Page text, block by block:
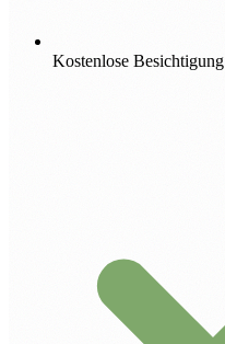
Kostenlose Besichtigung